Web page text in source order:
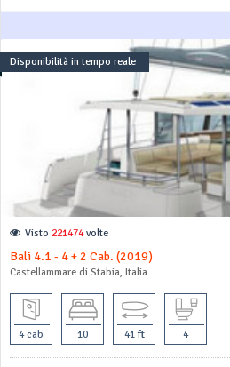
Disponibilità in tempo reale
Visto 221474volte
Bali 4.1 - 4 + 2 Cab. (2019)
Castellammare di Stabia, Italia
4 cab 10 41 ft 4